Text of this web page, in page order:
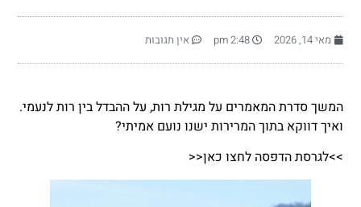
מאי 14, 2026 2:48 pm אין תגובות
המשך סדרת המאמרים על מגילת רות, על ההבדל בין רות לנעמי.
ואיך דווקא בתוך המרירות ישנו נועם אמיתי?
>>לגרסת הדפסה לחצו כאן<<